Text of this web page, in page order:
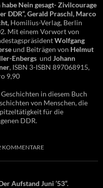
habe Nein gesagt- Zivilcourage
DDR“, Gerald Praschl, Marco
Homilius-Verlag, Berlin
Mit einem Vorwort von
Wolfgang
und Beiträgen von Helmut
Enbergs und Johann
, ISBN 3-ISBN 897068915,
9,90
in diesem Buch
von Menschen, die
für die
DDR.
KOMMENTARE
Aufstand Juni ’53“.